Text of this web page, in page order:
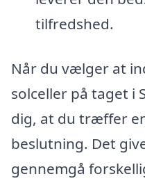
tilfredshed.
Når du vælger at
solceller på taget i
dig, at du træffer
beslutning. Det
gennemgå